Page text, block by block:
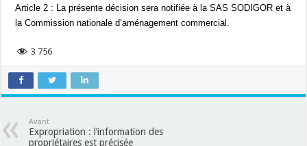
Article 2 : La présente décision sera notifiée à la SAS SODIGOR et à
la Commission nationale d’aménagement commercial.
3 756
Avant
Expropriation : l’information des
propriétaires est précisée